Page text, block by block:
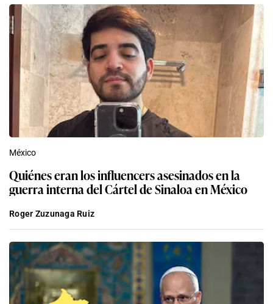
México
Quiénes eran los influencers asesinados en la
guerra interna del Cártel de Sinaloa en México
Roger Zuzunaga Ruiz